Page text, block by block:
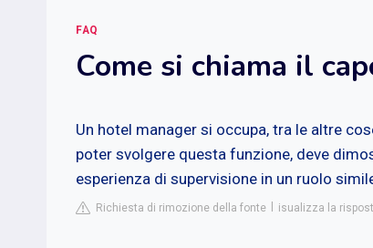
FAQ
Come si chiama il
Un hotel manager si occupa, tra le altre
poter svolgere questa funzione, deve
esperienza di supervisione in un ruolo
Richiesta di rimozione della fonte isualizza la